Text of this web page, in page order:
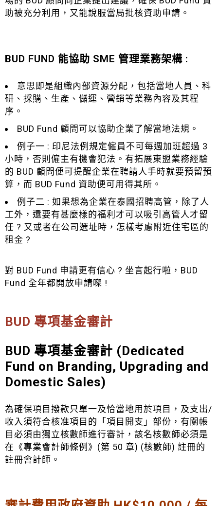
助被充分利用，又能說服當局批核資助申請。
BUD FUND 能協助 SME 管理業務架構 :
意思即是組織內部資源分配，包括當地人員、科
研、採購、生產、儲運、營銷等業務內容及其程
序。
BUD Fund 顧問可以協助企業了解當地法規。
例子一 : 印尼法例規定僱員不可每週加班超過 3
小時，否則僱主有機會犯法。有拓展東盟業務經驗
的 BUD 顧問便可提醒企業在聘請人手時就要預留預
算，而 BUD Fund 資助便可用得其所。
例子二 : 如果想為企業在泰國招聘高管，除了人
工外，還要有甚麼樣的福利才可以吸引高管人才留
任 ? 又或者在公司選址時，怎樣考慮附近住宅區的
租金 ?
對 BUD Fund 申請更有信心 ? 坐言起行啦，BUD
Fund 全年都開放申請㗎 !
BUD 專項基金審計
BUD 專項基金審計 (Dedicated
Fund on Branding, Upgrading and
Domestic Sales)
為確保項目撥款只單一及恰當地用於項目，及支出/
收入須符合核准項目的「項目開支」部份，有關帳
目必須由獨立核數師進行審計，該名核數師必須是
在《專業會計師條例》(第 50 章) (核數師) 註冊的
註冊會計師。